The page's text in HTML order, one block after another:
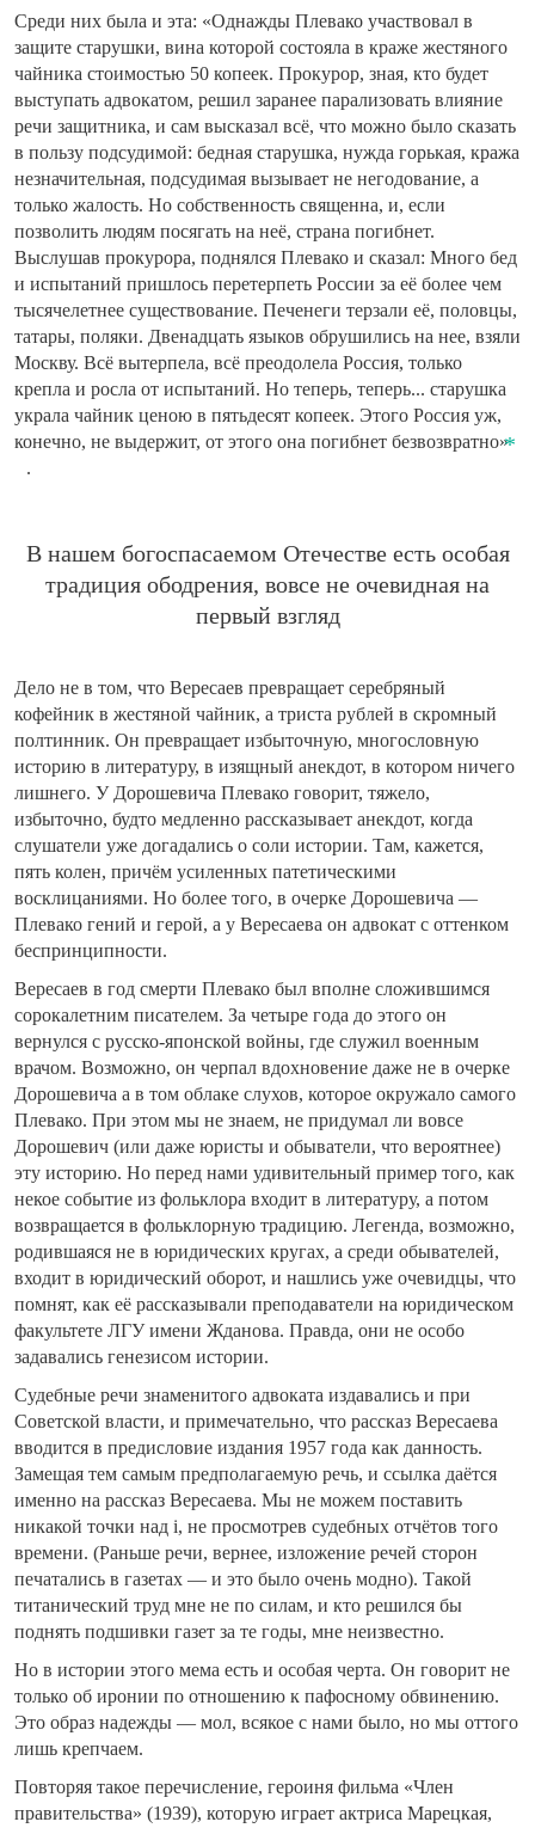
Среди них была и эта: «Однажды Плевако участвовал в
защите старушки, вина которой состояла в краже жестяного
чайника стоимостью 50 копеек. Прокурор, зная, кто будет
выступать адвокатом, решил заранее парализовать влияние
речи защитника, и сам высказал всё, что можно было сказать
в пользу подсудимой: бедная старушка, нужда горькая, кража
незначительная, подсудимая вызывает не негодование, а
только жалость. Но собственность священна, и, если
позволить людям посягать на неё, страна погибнет.
Выслушав прокурора, поднялся Плевако и сказал: Много бед
и испытаний пришлось перетерпеть России за её более чем
тысячелетнее существование. Печенеги терзали её, половцы,
татары, поляки. Двенадцать языков обрушились на нее, взяли
Москву. Всё вытерпела, всё преодолела Россия, только
крепла и росла от испытаний. Но теперь, теперь... старушка
украла чайник ценою в пятьдесят копеек. Этого Россия уж,
конечно, не выдержит, от этого она погибнет безвозвратно»
.
В нашем богоспасаемом Отечестве есть особая
традиция ободрения, вовсе не очевидная на
первый взгляд
Дело не в том, что Вересаев превращает серебряный
кофейник в жестяной чайник, а триста рублей в скромный
полтинник. Он превращает избыточную, многословную
историю в литературу, в изящный анекдот, в котором ничего
лишнего. У Дорошевича Плевако говорит, тяжело,
избыточно, будто медленно рассказывает анекдот, когда
слушатели уже догадались о соли истории. Там, кажется,
пять колен, причём усиленных патетическими
восклицаниями. Но более того, в очерке Дорошевича —
Плевако гений и герой, а у Вересаева он адвокат с оттенком
беспринципности.
Вересаев в год смерти Плевако был вполне сложившимся
сорокалетним писателем. За четыре года до этого он
вернулся с русско-японской войны, где служил военным
врачом. Возможно, он черпал вдохновение даже не в очерке
Дорошевича а в том облаке слухов, которое окружало самого
Плевако. При этом мы не знаем, не придумал ли вовсе
Дорошевич (или даже юристы и обыватели, что вероятнее)
эту историю. Но перед нами удивительный пример того, как
некое событие из фольклора входит в литературу, а потом
возвращается в фольклорную традицию. Легенда, возможно,
родившаяся не в юридических кругах, а среди обывателей,
входит в юридический оборот, и нашлись уже очевидцы, что
помнят, как её рассказывали преподаватели на юридическом
факультете ЛГУ имени Жданова. Правда, они не особо
задавались генезисом истории.
Судебные речи знаменитого адвоката издавались и при
Советской власти, и примечательно, что рассказ Вересаева
вводится в предисловие издания 1957 года как данность.
Замещая тем самым предполагаемую речь, и ссылка даётся
именно на рассказ Вересаева. Мы не можем поставить
никакой точки над i, не просмотрев судебных отчётов того
времени. (Раньше речи, вернее, изложение речей сторон
печатались в газетах — и это было очень модно). Такой
титанический труд мне не по силам, и кто решился бы
поднять подшивки газет за те годы, мне неизвестно.
Но в истории этого мема есть и особая черта. Он говорит не
только об иронии по отношению к пафосному обвинению.
Это образ надежды — мол, всякое с нами было, но мы оттого
лишь крепчаем.
Повторяя такое перечисление, героиня фильма «Член
правительства» (1939), которую играет актриса Марецкая,